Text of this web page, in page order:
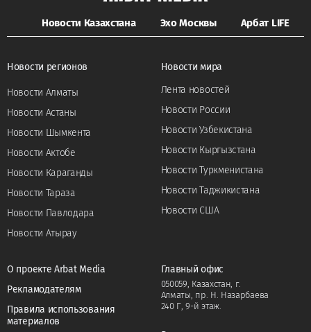
Новости Казахстана Эхо Москвы Арбат LIFE
Новости регионов
Новости Алматы
Новости Астаны
Новости Шымкента
Новости Актобе
Новости Караганды
Новости Тараза
Новости Павлодара
Новости Атырау
Новости мира
Лента новостей
Новости России
Новости Узбекистана
Новости Кыргызстана
Новости Туркменистана
Новости Таджикистана
Новости США
О проекте Arbat Media
Рекламодателям
Правила использования
материалов
Главный офис
050059, Казахстан, г.
Алматы, пр. Н. Назарбаева
240 Г, 9-й этаж.